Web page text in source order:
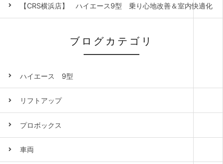
【CRS横浜店】 ハイエース9型 乗り心地改善＆室内快適化
ブログカテゴリ
ハイエース 9型
リフトアップ
プロボックス
車両